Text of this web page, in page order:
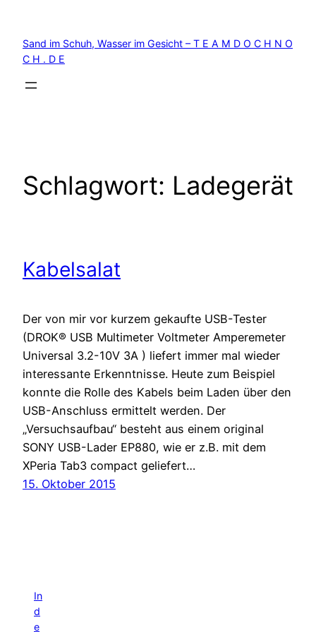
springen
Sand im Schuh, Wasser im Gesicht – T E A M D O C H N O
C H . D E
Schlagwort: Ladegerät
Kabelsalat
Der von mir vor kurzem gekaufte USB-Tester
(DROK® USB Multimeter Voltmeter Amperemeter
Universal 3.2-10V 3A ) liefert immer mal wieder
interessante Erkenntnisse. Heute zum Beispiel
konnte die Rolle des Kabels beim Laden über den
USB-Anschluss ermittelt werden. Der
„Versuchsaufbau“ besteht aus einem original
SONY USB-Lader EP880, wie er z.B. mit dem
XPeria Tab3 compact geliefert…
15. Oktober 2015
In
d
e